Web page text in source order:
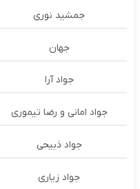
جمشید نوری
جهان
جواد آرا
جواد امانی و رضا تیموری
جواد ذبیحی
جواد زیاری